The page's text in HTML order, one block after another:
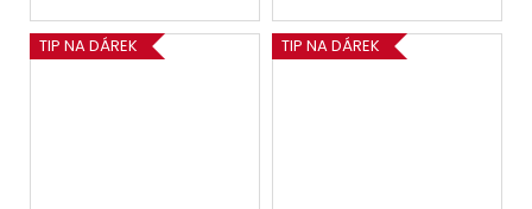
TIP NA DÁREK TIP NA DÁREK